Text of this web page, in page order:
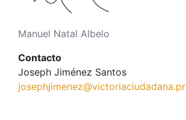
Manuel Natal Albelo
Contacto
Joseph Jiménez Santos
josephjimenez@victoriaciudadana.pr